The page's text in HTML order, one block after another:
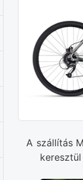
A szállítás